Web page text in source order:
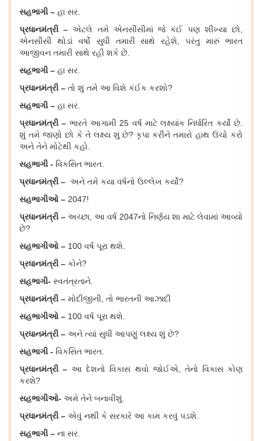
સહભાગી – હા સર.
પ્રધાનમંત્રી– એટલે તમે એનસીસીમાં જે કંઈ પણ શીખ્યા છો,
એનસીસી થોડાં વર્ષો સુધી તમારી સાથે રહેશે, પરંતુ મારું ભારત
આજીવન તમારી સાથે રહી શકે છે.
સહભાગી – હા સર.
પ્રધાનમંત્રી – તો શું તમે આ વિશે કંઈક કરશો?
સહભાગી – હા સર.
પ્રધાનમંત્રી– ભારતે આગામી25 વર્ષ માટે લક્ષ્યાંક નિર્ધારિત કર્યો છે.
શું તમે જાણો છો કે તે લક્ષ્ય શું છે? કૃપા કરીને તમારો હાથ ઉંચો કરો
અને તેને મોટેથી કહો.
સહભાગી - વિકસિત ભારત.
પ્રધાનમંત્રી – અને તમે કયા વર્ષનો ઉલ્લેખ કર્યો?
સહભાગીઓ – 2047!
પ્રધાનમંત્રી – અચ્છા, આ વર્ષ 2047નો નિર્ણય શા માટે લેવામાં આવ્યો
છે?
સહભાગીઓ – 100 વર્ષ પૂરા થશે.
પ્રધાનમંત્રી – કોને?
સહભાગી- સ્વતંત્રતાને.
પ્રધાનમંત્રી – મોદીજીની, તો ભારતની આઝાદી
સહભાગીઓ – 100 વર્ષ પૂરા થશે.
પ્રધાનમંત્રી – અને ત્યાં સુધી આપણું લક્ષ્ય શું છે?
સહભાગી - વિકસિત ભારત.
પ્રધાનમંત્રી– આ દેશનો વિકાસ થવો જોઈએ, તેનો વિકાસ કોણ
કરશે?
સહભાગીઓ- અમે તેને બનાવીશું.
પ્રધાનમંત્રી – એવું નથી કે સરકારે આ કામ કરવું પડશે.
સહભાગી – ના સર.